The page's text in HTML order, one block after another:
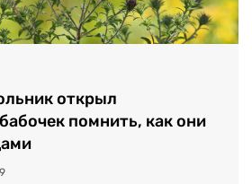
открыл
помнить, как они